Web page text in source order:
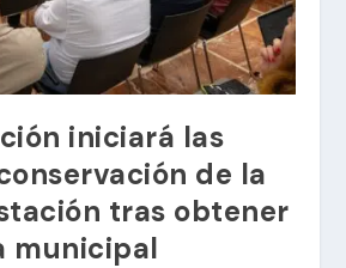
iniciará las
de la
tras obtener
municipal